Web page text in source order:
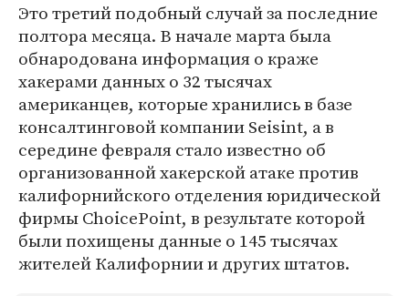
Это третий подобный случай за последние
полтора месяца. В начале марта была
обнародована информация о краже
хакерами данных о 32 тысячах
американцев, которые хранились в базе
консалтинговой компании Seisint, а в
середине февраля стало известно об
организованной хакерской атаке против
калифорнийского отделения юридической
фирмы ChoicePoint, в результате которой
были похищены данные о 145 тысячах
жителей Калифорнии и других штатов.